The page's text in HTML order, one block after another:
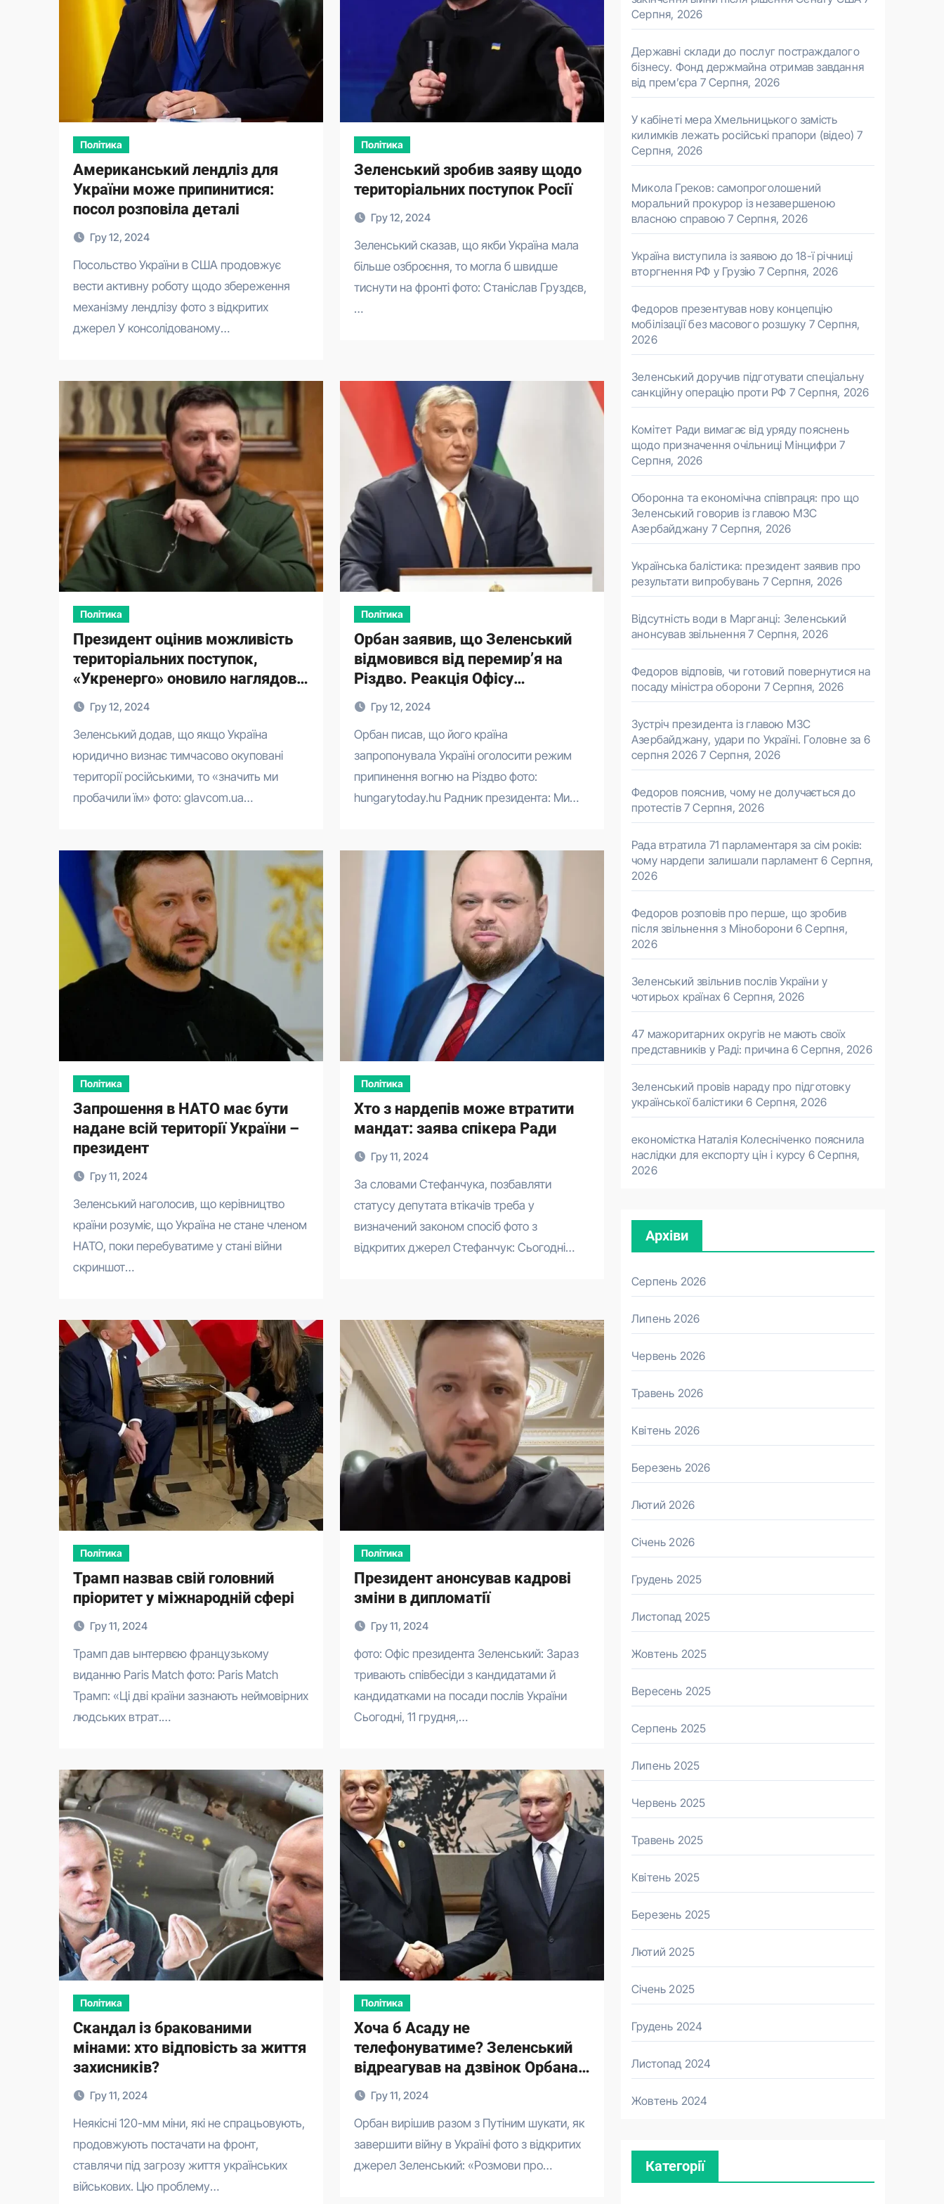
Політика
Американський лендліз для
України може припинитися:
посол розповіла деталі
Гру 12, 2024
Посольство України в США продовжує
вести активну роботу щодо збереження
механізму лендлізу фото з відкритих
джерел У консолідованому…
Політика
Зеленський зробив заяву щодо
територіальних поступок Росії
Гру 12, 2024
Зеленський сказав, що якби Україна мала
більше озброєння, то могла б швидше
тиснути на фронті фото: Станіслав Груздєв,
…
Політика
Президент оцінив можливість
територіальних поступок,
«Укренерго» оновило наглядову
раду. Головне за 11 грудня
Гру 12, 2024
Зеленський додав, що якщо Україна
юридично визнає тимчасово окуповані
території російськими, то «значить ми
пробачили їм» фото: glavcom.ua…
Політика
Орбан заявив, що Зеленський
відмовився від перемир’я на
Різдво. Реакція Офісу
президента
Гру 12, 2024
Орбан писав, що його країна
запропонувала Україні оголосити режим
припинення вогню на Різдво фото:
hungarytoday.hu Радник президента: Ми…
Політика
Запрошення в НАТО має бути
надане всій території України –
президент
Гру 11, 2024
Зеленський наголосив, що керівництво
країни розуміє, що Україна не стане членом
НАТО, поки перебуватиме у стані війни
скриншот…
Політика
Хто з нардепів може втратити
мандат: заява спікера Ради
Гру 11, 2024
За словами Стефанчука, позбавляти
статусу депутата втікачів треба у
визначений законом спосіб фото з
відкритих джерел Стефанчук: Сьогодні…
Політика
Трамп назвав свій головний
пріоритет у міжнародній сфері
Гру 11, 2024
Трамп дав ынтервєю французькому
виданню Paris Match фото: Paris Match
Трамп: «Ці дві країни зазнають неймовірних
людських втрат.…
Політика
Президент анонсував кадрові
зміни в дипломатії
Гру 11, 2024
фото: Офіс президента Зеленський: Зараз
тривають співбесіди з кандидатами й
кандидатками на посади послів України
Сьогодні, 11 грудня,…
Політика
Скандал із бракованими
мінами: хто відповість за життя
захисників?
Гру 11, 2024
Неякісні 120-мм міни, які не спрацьовують,
продовжують постачати на фронт,
ставлячи під загрозу життя українських
військових. Цю проблему…
Політика
Хоча б Асаду не
телефонуватиме? Зеленський
відреагував на дзвінок Орбана
Путіну
Гру 11, 2024
Орбан вирішив разом з Путіним шукати, як
завершити війну в Україні фото з відкритих
джерел Зеленський: «Розмови про…
Серпня, 2026
Державні склади до послуг постраждалого
бізнесу. Фонд держмайна отримав завдання
від прем’єра 7 Серпня, 2026
У кабінеті мера Хмельницького замість
килимків лежать російські прапори (відео) 7
Серпня, 2026
Микола Греков: самопроголошений
моральний прокурор із незавершеною
власною справою 7 Серпня, 2026
Україна виступила із заявою до 18-ї річниці
вторгнення РФ у Грузію 7 Серпня, 2026
Федоров презентував нову концепцію
мобілізації без масового розшуку 7 Серпня,
2026
Зеленський доручив підготувати спеціальну
санкційну операцію проти РФ 7 Серпня, 2026
Комітет Ради вимагає від уряду пояснень
щодо призначення очільниці Мінцифри 7
Серпня, 2026
Оборонна та економічна співпраця: про що
Зеленський говорив із главою МЗС
Азербайджану 7 Серпня, 2026
Українська балістика: президент заявив про
результати випробувань 7 Серпня, 2026
Відсутність води в Марганці: Зеленський
анонсував звільнення 7 Серпня, 2026
Федоров відповів, чи готовий повернутися на
посаду міністра оборони 7 Серпня, 2026
Зустріч президента із главою МЗС
Азербайджану, удари по Україні. Головне за 6
серпня 2026 7 Серпня, 2026
Федоров пояснив, чому не долучається до
протестів 7 Серпня, 2026
Рада втратила 71 парламентаря за сім років:
чому нардепи залишали парламент 6 Серпня,
2026
Федоров розповів про перше, що зробив
після звільнення з Міноборони 6 Серпня,
2026
Зеленський звільнив послів України у
чотирьох країнах 6 Серпня, 2026
47 мажоритарних округів не мають своїх
представників у Раді: причина 6 Серпня, 2026
Зеленський провів нараду про підготовку
української балістики 6 Серпня, 2026
економістка Наталія Колесніченко пояснила
наслідки для експорту цін і курсу 6 Серпня,
2026
Архіви
Серпень 2026
Липень 2026
Червень 2026
Травень 2026
Квітень 2026
Березень 2026
Лютий 2026
Січень 2026
Грудень 2025
Листопад 2025
Жовтень 2025
Вересень 2025
Серпень 2025
Липень 2025
Червень 2025
Травень 2025
Квітень 2025
Березень 2025
Лютий 2025
Січень 2025
Грудень 2024
Листопад 2024
Жовтень 2024
Категорії